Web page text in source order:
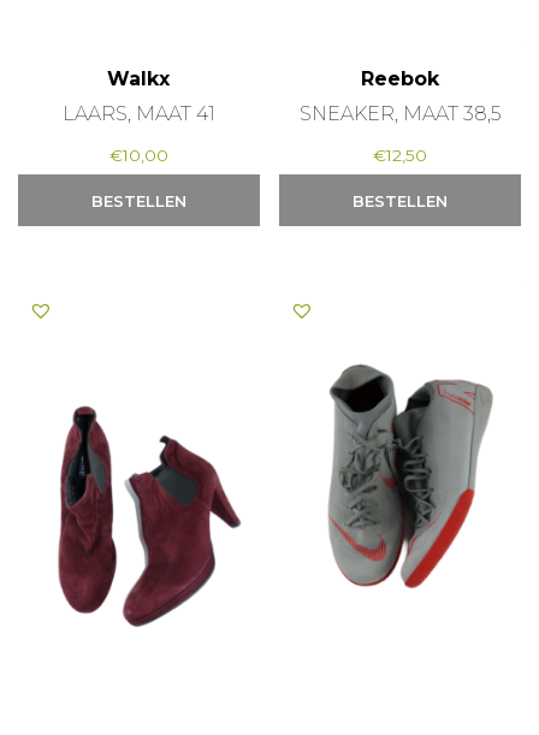
Walkx
LAARS, MAAT 41
€10,00
BESTELLEN
Reebok
SNEAKER, MAAT 38,5
€12,50
BESTELLEN